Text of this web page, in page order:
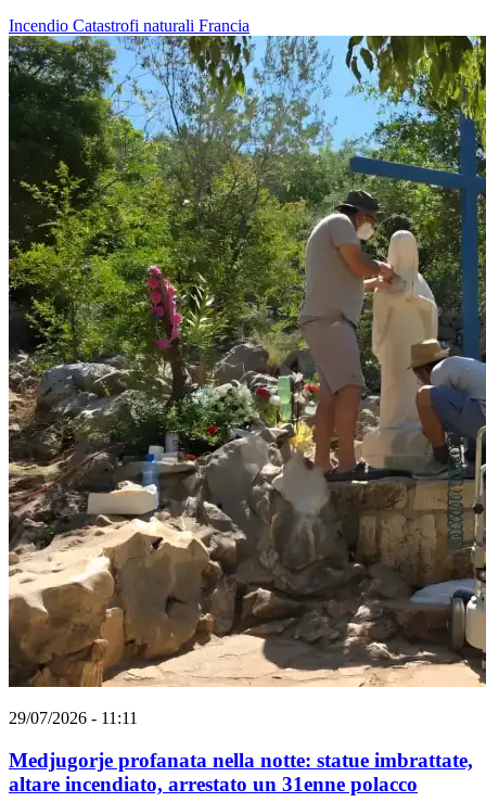
Incendio Catastrofi naturali Francia
29/07/2026 - 11:11
Medjugorje profanata nella notte: statue imbrattate,
altare incendiato, arrestato un 31enne polacco